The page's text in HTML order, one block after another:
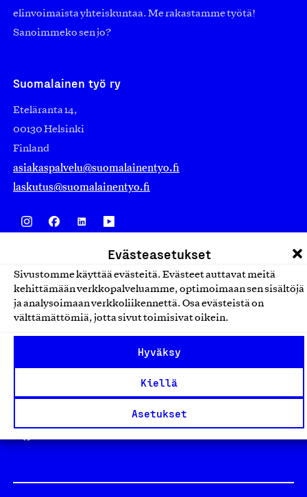
Evästeasetukset
Sivustomme käyttää evästeitä. Evästeet auttavat meitä
kehittämään verkkopalveluamme, optimoimaan sen sisältöjä
ja analysoimaan verkkoliikennettä. Osa evästeistä on
välttämättömiä, jotta sivut toimisivat oikein.
Hyväksy
Kiellä
Asetukset
elinvoimaista yhteiskuntaa. Me rakastamme työtä!
Sanoimmeko sen jo?
Suomalainen työ ry
Eteläranta 14,
00130 Helsinki
Finland
asiakaspalvelu@suomalainentyo.fi
laskutus@suomalainentyo.fi
Yhteiskunnallinen Yritys -merkki